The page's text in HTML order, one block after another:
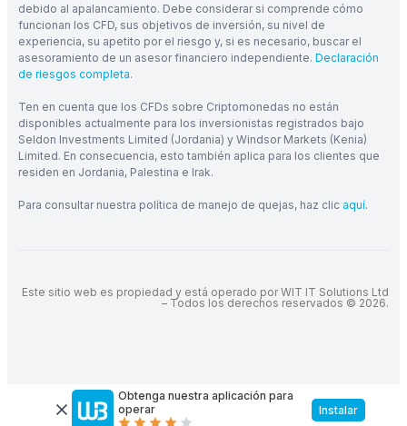
Obtenga nuestra aplicación para
operar
Instalar
debido al apalancamiento. Debe considerar si comprende cómo
funcionan los CFD, sus objetivos de inversión, su nivel de
experiencia, su apetito por el riesgo y, si es necesario, buscar el
asesoramiento de un asesor financiero independiente. Declaración
de riesgos completa.
Ten en cuenta que los CFDs sobre Criptomonedas no están
disponibles actualmente para los inversionistas registrados bajo
Seldon Investments Limited (Jordania) y Windsor Markets (Kenia)
Limited. En consecuencia, esto también aplica para los clientes que
residen en Jordania, Palestina e Irak.
Para consultar nuestra política de manejo de quejas, haz clic aquí.
Este sitio web es propiedad y está operado por WIT IT Solutions Ltd
– Todos los derechos reservados © 2026.